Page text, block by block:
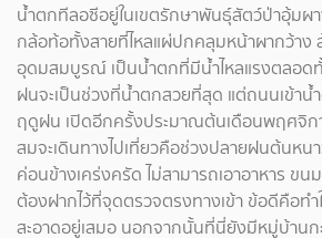
น้ำตกทีลอซีอยู่ในเขตรักษาพันธุ์สัตว์ป่าอุ้มผ
กล้อท้อทั้งสายที่ไหลแผ่ปกคลุมหน้าผากว้า
อุดมสมบูรณ์ เป็นน้ำตกที่มีน้ำไหลแรงตลอด
ฝนจะเป็นช่วงที่น้ำตกสวยที่สุด แต่ถนนเข้าน้
ฤดูฝน เปิดอีกครั้งประมาณต้นเดือนพฤศจิก
สมจะเดินทางไปเที่ยวคือช่วงปลายฝนต้นหนา
ค่อนข้างเคร่งครัด ไม่สามารถเอาอาหาร ขนม
ต้องฝากไว้ที่จุดตรวจตรงทางเข้า ข้อดีคือท
สะอาดอยู่เสมอ นอกจากนั้นที่นี่ยังมีหมู่บ้านก